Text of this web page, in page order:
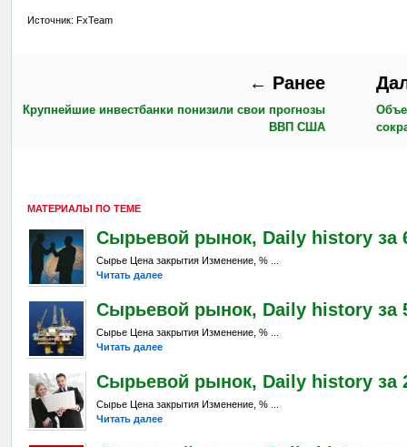
Источник: FxTeam
← Ранее
Крупнейшие инвестбанки понизили свои прогнозы
ВВП США
МАТЕРИАЛЫ ПО ТЕМЕ
Сырьевой рынок, Daily history за 6
Сырье Цена закрытия Изменение, % ...
Читать далее
Сырьевой рынок, Daily history за
Сырье Цена закрытия Изменение, % ...
Читать далее
Сырьевой рынок, Daily history за
Сырье Цена закрытия Изменение, % ...
Читать далее